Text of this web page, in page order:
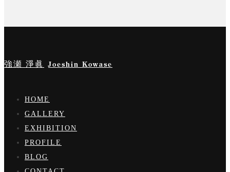
強瀬 淨眞 Joeshin Kowase
HOME
GALLERY
EXHIBITION
PROFILE
BLOG